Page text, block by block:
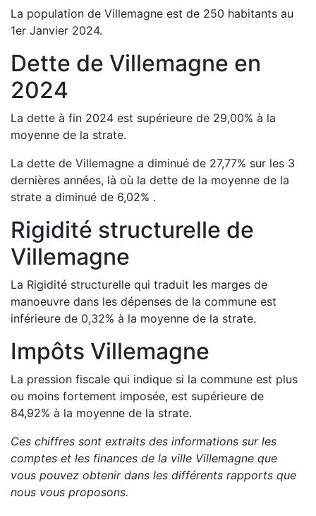
La population de Villemagne est de 250 habitants au
1er Janvier 2024.
Dette de Villemagne en
2024
La dette à fin 2024 est supérieure de 29,00% à la
moyenne de la strate.
La dette de Villemagne a diminué de 27,77% sur les 3
dernières années, là où la dette de la moyenne de la
strate a diminué de 6,02% .
Rigidité structurelle de
Villemagne
La Rigidité structurelle qui traduit les marges de
manoeuvre dans les dépenses de la commune est
inférieure de 0,32% à la moyenne de la strate.
Impôts Villemagne
La pression fiscale qui indique si la commune est plus
ou moins fortement imposée, est supérieure de
84,92% à la moyenne de la strate.
Ces chiffres sont extraits des informations sur les
comptes et les finances de la ville Villemagne que
vous pouvez obtenir dans les différents rapports que
nous vous proposons.